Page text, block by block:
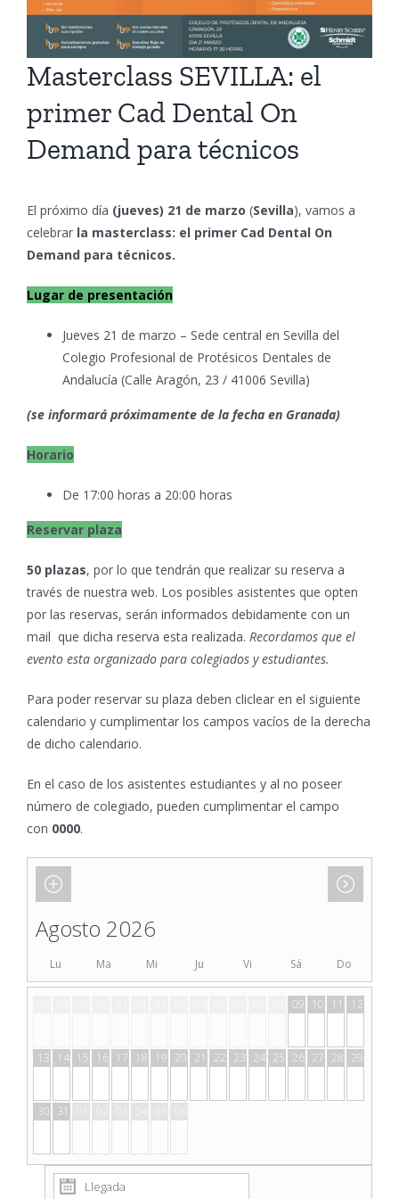
Masterclass SEVILLA: el
primer Cad Dental On
Demand para técnicos
El próximo día (jueves) 21 de marzo (Sevilla), vamos a
celebrar la masterclass: el primer Cad Dental On
Demand para técnicos.
Lugar de presentación
Jueves 21 de marzo – Sede central en Sevilla del
Colegio Profesional de Protésicos Dentales de
Andalucía (Calle Aragón, 23 / 41006 Sevilla)
(se informará próximamente de la fecha en Granada)
Horario
De 17:00 horas a 20:00 horas
Reservar plaza
50 plazas, por lo que tendrán que realizar su reserva a
través de nuestra web. Los posibles asistentes que opten
por las reservas, serán informados debidamente con un
mail que dicha reserva esta realizada. Recordamos que el
evento esta organizado para colegiados y estudiantes.
Para poder reservar su plaza deben cliclear en el siguiente
calendario y cumplimentar los campos vacíos de la derecha
de dicho calendario.
En el caso de los asistentes estudiantes y al no poseer
número de colegiado, pueden cumplimentar el campo
con 0000.
Agosto 2026
Lu Ma Mi Ju Vi Sá Do
09 10 11 12
13 14 15 16 17 18 19 20 21 22 23 24 25 26 27 28 29
30 31